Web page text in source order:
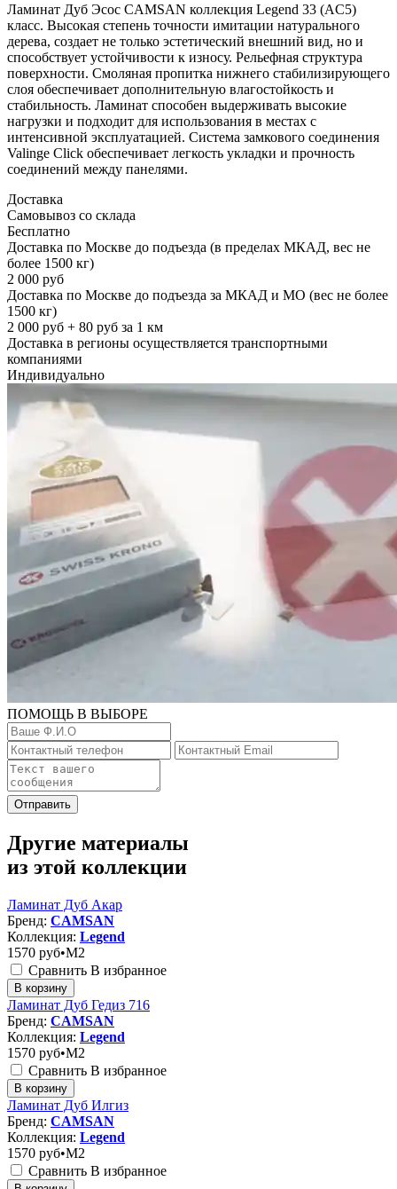
Ламинат Дуб Эсос CAMSAN коллекция Legend 33 (AC5)
класс. Высокая степень точности имитации натурального
дерева, создает не только эстетический внешний вид, но и
способствует устойчивости к износу. Рельефная структура
поверхности. Смоляная пропитка нижнего стабилизирующего
слоя обеспечивает дополнительную влагостойкость и
стабильность. Ламинат способен выдерживать высокие
нагрузки и подходит для использования в местах с
интенсивной эксплуатацией. Система замкового соединения
Valinge Click обеспечивает легкость укладки и прочность
соединений между панелями.
Доставка
Самовывоз со склада
Бесплатно
Доставка по Москве до подъезда (в пределах МКАД, вес не
более 1500 кг)
2 000 руб
Доставка по Москве до подъезда за МКАД и МО (вес не более
1500 кг)
2 000 руб + 80 руб за 1 км
Доставка в регионы осуществляется транспортными
компаниями
Индивидуально
ПОМОЩЬ В ВЫБОРЕ
Отправить
Другие материалы
из этой коллекции
Ламинат Дуб Акар
Бренд: CAMSAN
Коллекция: Legend
1570 руб•M2
Сравнить В избранное
В корзину
Ламинат Дуб Гедиз 716
Бренд: CAMSAN
Коллекция: Legend
1570 руб•M2
Сравнить В избранное
В корзину
Ламинат Дуб Илгиз
Бренд: CAMSAN
Коллекция: Legend
1570 руб•M2
Сравнить В избранное